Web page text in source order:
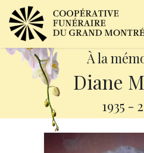
À la
Diane
1935 -